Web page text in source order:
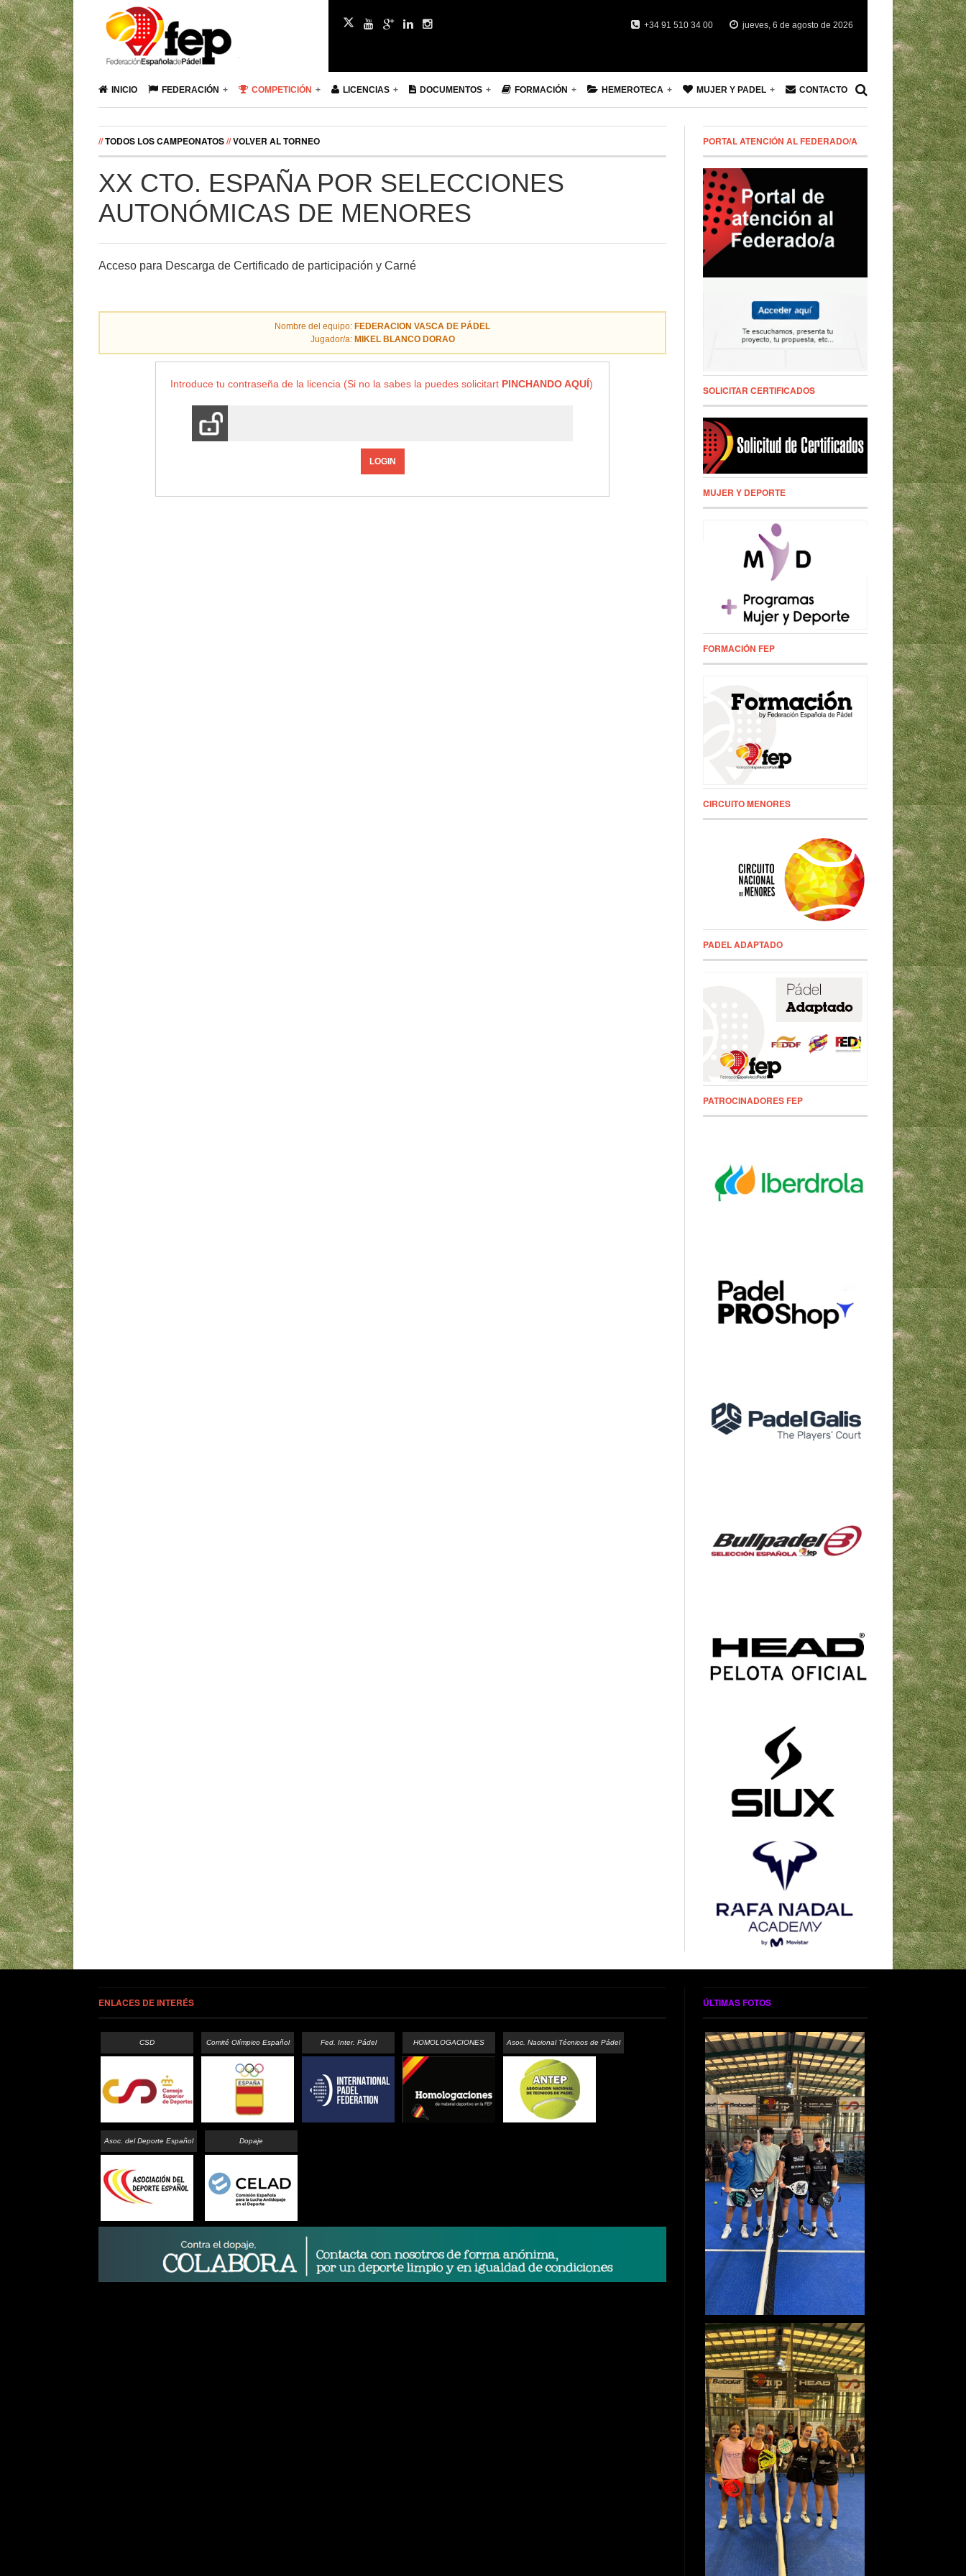
+34 91 510 34 00 jueves, 6 de agosto de 2026
INICIO FEDERACIÓN COMPETICIÓN LICENCIAS DOCUMENTOS FORMACIÓN HEMEROTECA MUJER Y PADEL CONTACTO
//TODOS LOS CAMPEONATOS//VOLVER AL TORNEO
XX CTO. ESPAÑA POR SELECCIONES
AUTONÓMICAS DE MENORES
Acceso para Descarga de Certificado de participación y Carné
Nombre del equipo: FEDERACION VASCA DE PÁDEL
Jugador/a: MIKEL BLANCO DORAO
Introduce tu contraseña de la licencia (Si no la sabes la puedes solicitart PINCHANDO AQUÍ)
LOGIN
PORTAL ATENCIÓN AL FEDERADO/A
SOLICITAR CERTIFICADOS
MUJER Y DEPORTE
FORMACIÓN FEP
CIRCUITO MENORES
PADEL ADAPTADO
PATROCINADORES FEP
ENLACES DE INTERÉS
CSD Comité Olímpico Español Fed. Inter. Pádel HOMOLOGACIONES Asoc. Nacional Técnicos de Pádel
Asoc. del Deporte Español Dopaje
ÚLTIMAS FOTOS